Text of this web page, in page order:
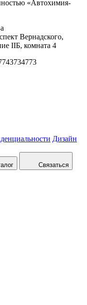
«Автохимия-
Вернадского,
IIБ, комната 4
Дизайн
Связаться